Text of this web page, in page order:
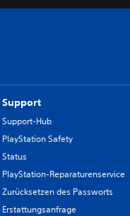
Support
Support-Hub
PlayStation Safety
Status
PlayStation-Reparaturenservice
Zurücksetzen des Passworts
Erstattungsanfrage